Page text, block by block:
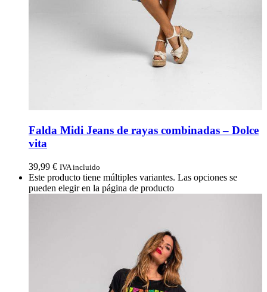
Falda Midi Jeans de rayas combinadas – Dolce
vita
39,99 € IVA incluido
Este producto tiene múltiples variantes. Las opciones se
pueden elegir en la página de producto